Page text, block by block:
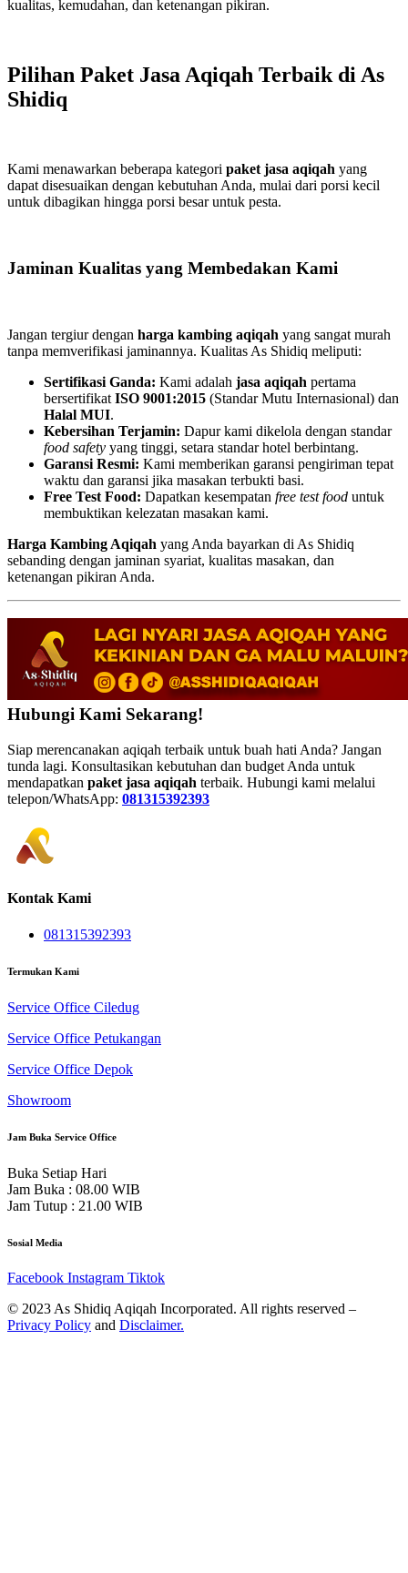
kualitas, kemudahan, dan ketenangan pikiran.
Pilihan Paket Jasa Aqiqah Terbaik di As
Shidiq
Kami menawarkan beberapa kategori paket jasa aqiqah yang
dapat disesuaikan dengan kebutuhan Anda, mulai dari porsi kecil
untuk dibagikan hingga porsi besar untuk pesta.
Jaminan Kualitas yang Membedakan Kami
Jangan tergiur dengan harga kambing aqiqah yang sangat murah
tanpa memverifikasi jaminannya. Kualitas As Shidiq meliputi:
Sertifikasi Ganda: Kami adalah jasa aqiqah pertama
bersertifikat ISO 9001:2015 (Standar Mutu Internasional) dan
Halal MUI.
Kebersihan Terjamin: Dapur kami dikelola dengan standar
food safety yang tinggi, setara standar hotel berbintang.
Garansi Resmi: Kami memberikan garansi pengiriman tepat
waktu dan garansi jika masakan terbukti basi.
Free Test Food: Dapatkan kesempatan free test food untuk
membuktikan kelezatan masakan kami.
Harga Kambing Aqiqah yang Anda bayarkan di As Shidiq
sebanding dengan jaminan syariat, kualitas masakan, dan
ketenangan pikiran Anda.
Hubungi Kami Sekarang!
Siap merencanakan aqiqah terbaik untuk buah hati Anda? Jangan
tunda lagi. Konsultasikan kebutuhan dan budget Anda untuk
mendapatkan paket jasa aqiqah terbaik. Hubungi kami melalui
telepon/WhatsApp: 081315392393
Kontak Kami
081315392393
Termukan Kami
Service Office Ciledug
Service Office Petukangan
Service Office Depok
Showroom
Jam Buka Service Office
Buka Setiap Hari
Jam Buka : 08.00 WIB
Jam Tutup : 21.00 WIB
Sosial Media
Facebook Instagram Tiktok
© 2023 As Shidiq Aqiqah Incorporated. All rights reserved –
Privacy Policy and Disclaimer.